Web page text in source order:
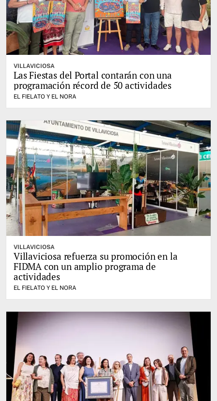
VILLAVICIOSA
Las Fiestas del Portal contarán con una
programación récord de 50 actividades
EL FIELATO Y EL NORA
VILLAVICIOSA
Villaviciosa refuerza su promoción en la
FIDMA con un amplio programa de
actividades
EL FIELATO Y EL NORA